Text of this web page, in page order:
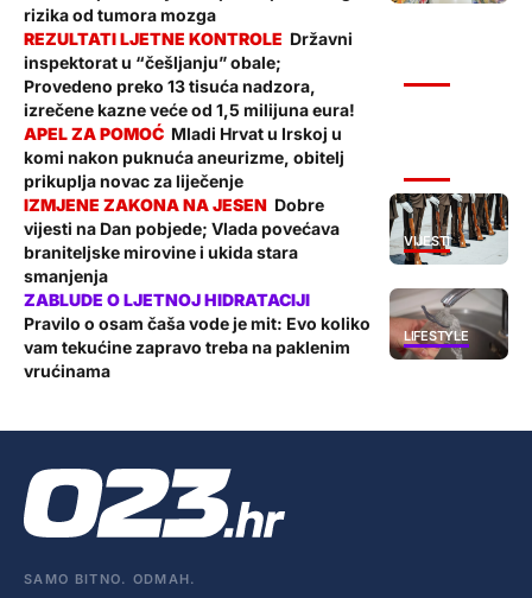
rizika od tumora mozga
Državni
inspektorat u “češljanju” obale;
Provedeno preko 13 tisuća nadzora,
izrečene kazne veće od 1,5 milijuna eura!
Mladi Hrvat u Irskoj u
komi nakon puknuća aneurizme, obitelj
prikuplja novac za liječenje
VIJESTI
Dobre
vijesti na Dan pobjede; Vlada povećava
braniteljske mirovine i ukida stara
smanjenja
LIFESTYLE
Pravilo o osam čaša vode je mit: Evo koliko
vam tekućine zapravo treba na paklenim
vrućinama
SAMO BITNO. ODMAH.